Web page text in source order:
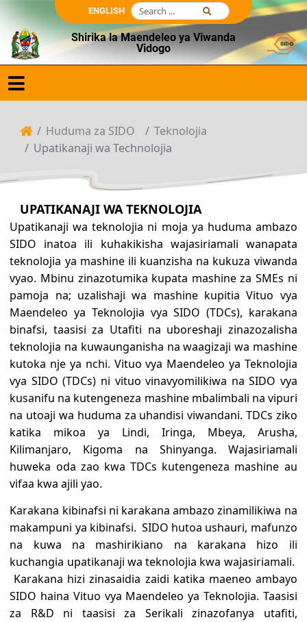
ENGLISH
Shirika la Maendeleo ya Viwanda
Vidogo
Huduma za SIDO
Teknolojia
Upatikanaji wa Technolojia
UPATIKANAJI WA TEKNOLOJIA
Upatikanaji wa teknolojia ni moja ya huduma ambazo
SIDO inatoa ili kuhakikisha wajasiriamali wanapata
teknolojia ya mashine ili kuanzisha na kukuza viwanda
vyao. Mbinu zinazotumika kupata mashine za SMEs ni
pamoja na; uzalishaji wa mashine kupitia Vituo vya
Maendeleo ya Teknolojia vya SIDO (TDCs), karakana
binafsi, taasisi za Utafiti na uboreshaji zinazozalisha
teknolojia na kuwaunganisha na waagizaji wa mashine
kutoka nje ya nchi. Vituo vya Maendeleo ya Teknolojia
vya SIDO (TDCs) ni vituo vinavyomilikiwa na SIDO vya
kusanifu na kutengeneza mashine mbalimbali na vipuri
na utoaji wa huduma za uhandisi viwandani. TDCs ziko
katika mikoa ya Lindi, Iringa, Mbeya, Arusha,
Kilimanjaro, Kigoma na Shinyanga. Wajasiriamali
huweka oda zao kwa TDCs kutengeneza mashine au
vifaa kwa ajili yao.
Karakana kibinafsi ni karakana ambazo zinamilikiwa na
makampuni ya kibinafsi. SIDO hutoa ushauri, mafunzo
na kuwa na mashirikiano na karakana hizo ili
kuchangia upatikanaji wa teknolojia kwa wajasiriamali.
Karakana hizi zinasaidia zaidi katika maeneo ambayo
SIDO haina Vituo vya Maendeleo ya Teknolojia. Taasisi
za R&D ni taasisi za Serikali zinazofanya utafiti,